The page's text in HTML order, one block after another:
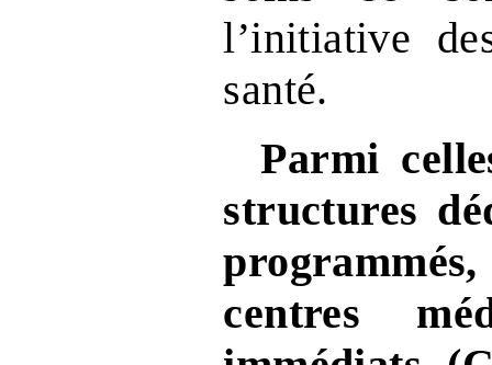
l’initiative
santé.
Parmi
structures
centres